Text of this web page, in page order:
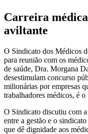
Carreira
aviltante
O Sindicato dos Médicos
para reunião com os
de saúde, Dra. Morgana
desestimulam concurso
milionárias por empresas
trabalhadores médicos, é
O Sindicato discutiu com
entre a gestão e o
que dê dignidade aos